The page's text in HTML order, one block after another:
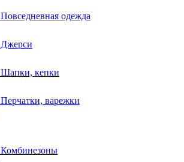
Повседневная одежда
Джерси
Шапки, кепки
Перчатки, варежки
Комбинезоны